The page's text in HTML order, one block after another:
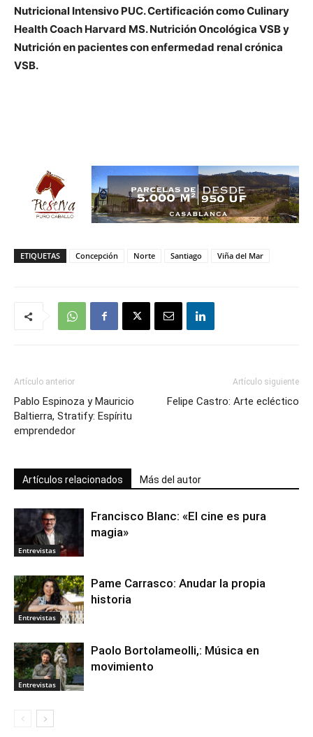
Nutricional Intensivo PUC. Certificación como Culinary
Health Coach Harvard MS. Nutrición Oncológica VSB y
Nutrición en pacientes con enfermedad renal crónica
VSB.
ETIQUETAS Concepción Norte Santiago Viña del Mar
Artículo anterior
Pablo Espinoza y Mauricio
Baltierra, Stratify: Espíritu
emprendedor
Artículo siguiente
Felipe Castro: Arte ecléctico
Artículos relacionados Más del autor
Entrevistas
Francisco Blanc: «El cine es pura
magia»
Entrevistas
Pame Carrasco: Anudar la propia
historia
Entrevistas
Paolo Bortolameolli,: Música en
movimiento